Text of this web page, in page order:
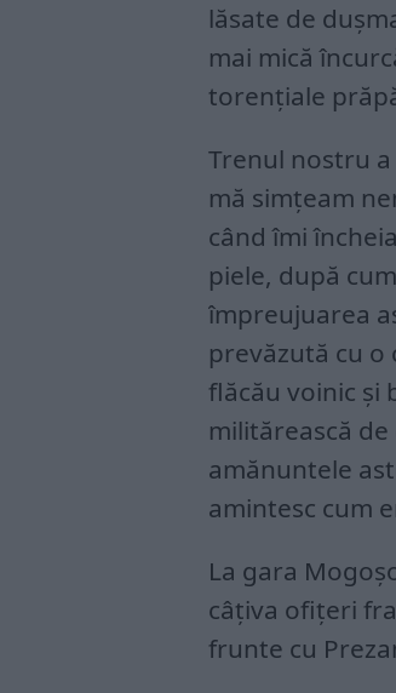
lăsate de
mai mică
torențiale
Trenul nostru
mă simțeam
când îmi
piele, după
împreujuarea
prevăzută cu
flăcău voinic și
militărească
amănuntele
amintesc cum
La gara
câțiva ofițeri
frunte cu